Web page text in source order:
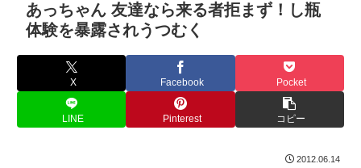
あっちゃん 友達なら来る者拒まず！し瓶
体験を暴露されうつむく
X Facebook Pocket
LINE Pinterest コピー
2012.06.14